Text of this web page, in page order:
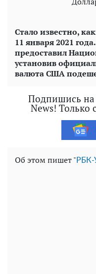
Стало известно,
11 января 2021
предоставил
установив
валюта США
Подпишись на
News! Только
Об этом пишет " РБК-